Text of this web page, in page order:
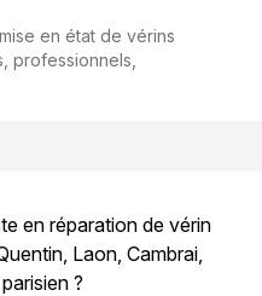
en état de vérins
professionnels,
en réparation de vérin
Laon, Cambrai,
?